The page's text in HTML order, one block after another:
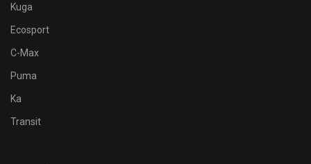
Kuga
Ecosport
C-Max
Puma
Ka
Transit